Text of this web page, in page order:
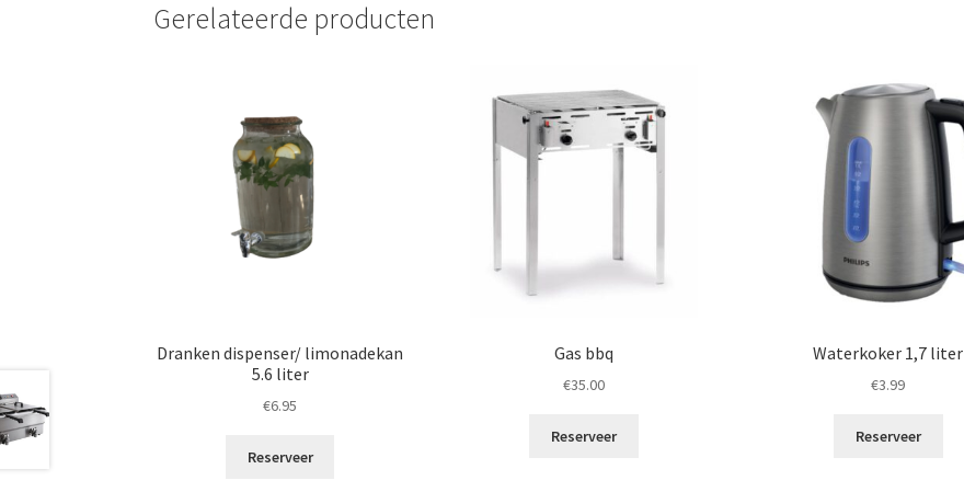
Gerelateerde producten
Dranken dispenser/ limonadekan
5.6 liter
€6.95
Reserveer
Gas bbq
€35.00
Reserveer
Waterkoker 1,7 liter
€3.99
Reserveer